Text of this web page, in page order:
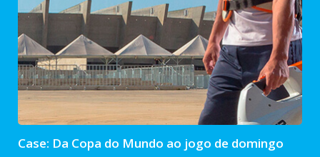
Case: Da Copa do Mundo ao jogo de domingo